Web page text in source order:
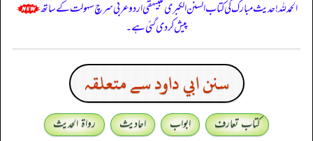
الحمدللہ! حدیث مبارک کی کتاب السنن الكبرى للبيهقي اردو عربی سرچ سہولت کے ساتھ
پیش کر دی گئی ہے۔
سنن ابي داود سے متعلقہ
کتاب تعارف ابواب احادیث
رواۃ الحدیث